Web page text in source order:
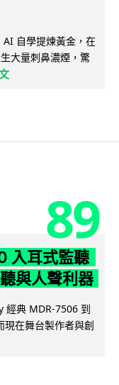
自學提煉黃金，在
大量刺鼻濃煙，驚
89
入耳式監聽
與人聲利器
經典 MDR-7506 到
現在舞台製作者與創